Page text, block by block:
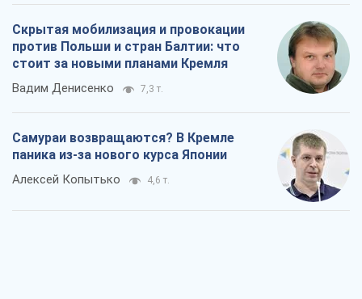
Скрытая мобилизация и провокации
против Польши и стран Балтии: что
стоит за новыми планами Кремля
Вадим Денисенко 7,3 т.
Самураи возвращаются? В Кремле
паника из-за нового курса Японии
Алексей Копытько 4,6 т.